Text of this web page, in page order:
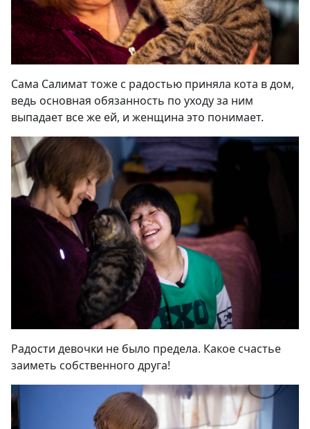
Сама Салимат тоже с радостью приняла кота в дом,
ведь основная обязанность по уходу за ним
выпадает все же ей, и женщина это понимает.
Радости девочки не было предела. Какое счастье
заиметь собственного друга!